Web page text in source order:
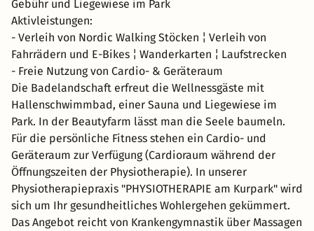
Gebühr und Liegewiese im Park
Aktivleistungen:
- Verleih von Nordic Walking Stöcken ¦ Verleih von
Fahrrädern und E-Bikes ¦ Wanderkarten ¦ Laufstrecken
- Freie Nutzung von Cardio- & Geräteraum
Die Badelandschaft erfreut die Wellnessgäste mit
Hallenschwimmbad, einer Sauna und Liegewiese im
Park. In der Beautyfarm lässt man die Seele baumeln.
Für die persönliche Fitness stehen ein Cardio- und
Geräteraum zur Verfügung (Cardioraum während der
Öffnungszeiten der Physiotherapie). In unserer
Physiotherapiepraxis "PHYSIOTHERAPIE am Kurpark" wird
sich um Ihr gesundheitliches Wohlergehen gekümmert.
Das Angebot reicht von Krankengymnastik über Massagen